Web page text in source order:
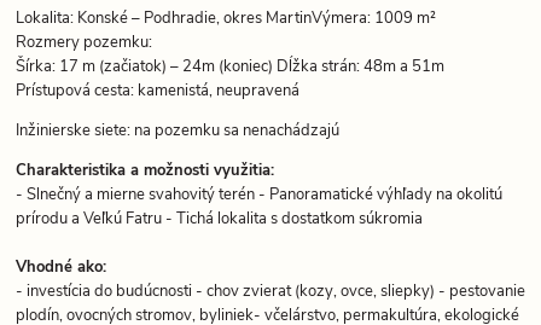
Lokalita: Konské – Podhradie, okres MartinVýmera: 1009 m²
Rozmery pozemku:
Šírka: 17 m (začiatok) – 24m (koniec) Dĺžka strán: 48m a 51m
Prístupová cesta: kamenistá, neupravená
Inžinierske siete: na pozemku sa nenachádzajú
Charakteristika a možnosti využitia:
- Slnečný a mierne svahovitý terén - Panoramatické výhľady na okolitú
prírodu a Veľkú Fatru - Tichá lokalita s dostatkom súkromia
Vhodné ako:
- investícia do budúcnosti - chov zvierat (kozy, ovce, sliepky) - pestovanie
plodín, ovocných stromov, byliniek- včelárstvo, permakultúra, ekologické